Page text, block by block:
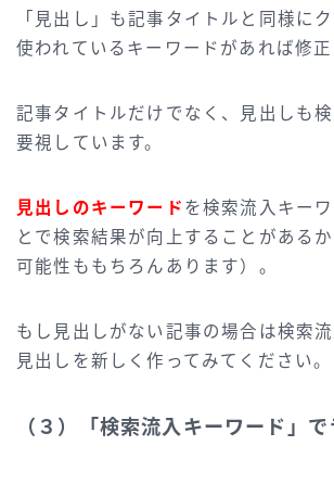
「見出し」も記事タイトルと同様に
使われているキーワードがあれば修正
記事タイトルだけでなく、見出しも
要視しています。
見出しのキーワード を検索流入キー
とで検索結果が向上することがある
可能性ももちろんあります）。
もし見出しがない記事の場合は検索
見出しを新しく作ってみてください。
（３）「検索流入キーワード」